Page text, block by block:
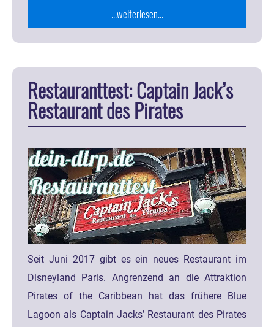
...weiterlesen...
Restauranttest: Captain Jack’s
Restaurant des Pirates
Seit Juni 2017 gibt es ein neues Restaurant im
Disneyland Paris. Angrenzend an die Attraktion
Pirates of the Caribbean hat das frühere Blue
Lagoon als Captain Jacks’ Restaurant des Pirates